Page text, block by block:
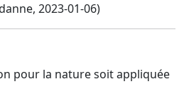
2023-01-06)
pour la nature soit appliquée